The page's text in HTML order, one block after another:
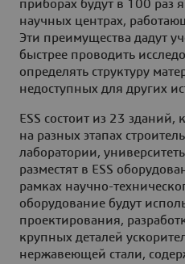
приборах будут в 100 раз
научных центрах,
Эти преимущества дадут
быстрее проводить
определять структуру
недоступных для других
ESS состоит из 23 зданий,
на разных этапах
лаборатории,
разместят в ESS
рамках научно-
оборудование будут
проектирования,
крупных деталей
нержавеющей стали,